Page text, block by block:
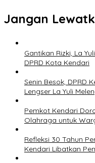
Jangan
Gantikan Rizki, La
DPRD Kota Kendari
Senin Besok, DPRD
Lengser La Yuli
Pemkot Kendari
Olahraga untuk
Refleksi 30 Tahun
Kendari Libatkan